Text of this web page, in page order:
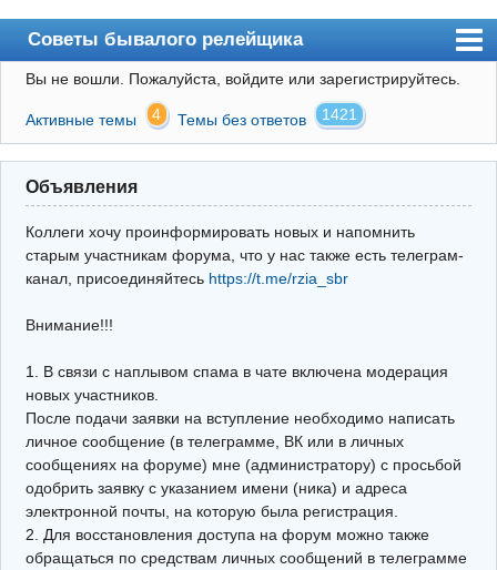
Советы бывалого релейщика
Форум
Правила
Поиск
Регистрация
Архив
Почта
Поиск релейщика
Видео РЗиА
Фотохостинг
Телеграм
Вы не вошли. Пожалуйста, войдите или зарегистрируйтесь.
Активные темы 4 Темы без ответов 1421
Объявления
Коллеги хочу проинформировать новых и напомнить
старым участникам форума, что у нас также есть телеграм-
канал, присоединяйтесь https://t.me/rzia_sbr
Внимание!!!
1. В связи с наплывом спама в чате включена модерация
новых участников.
После подачи заявки на вступление необходимо написать
личное сообщение (в телеграмме, ВК или в личных
сообщениях на форуме) мне (администратору) с просьбой
одобрить заявку с указанием имени (ника) и адреса
электронной почты, на которую была регистрация.
2. Для восстановления доступа на форум можно также
обращаться по средствам личных сообщений в телеграмме